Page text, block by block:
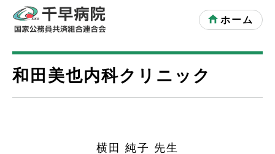
ホーム
和田美也内科クリニック
横田 純子 先生